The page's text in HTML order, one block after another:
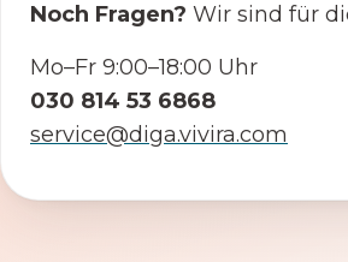
Noch Fragen? Wir sind für
Mo–Fr 9:00–18:00 Uhr
030 814 53 6868
service@diga.vivira.com